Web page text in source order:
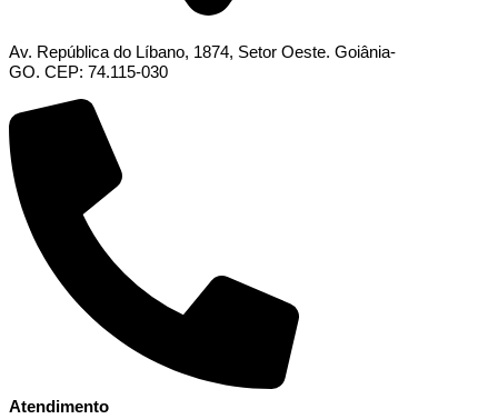
Av. República do Líbano, 1874, Setor Oeste. Goiânia-
GO. CEP: 74.115-030
Atendimento